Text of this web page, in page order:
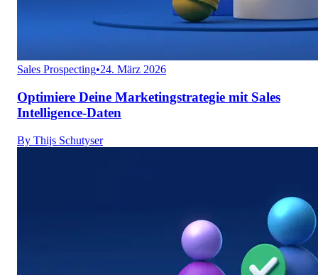
Sales Prospecting•24. März 2026
Optimiere Deine Marketingstrategie mit Sales
Intelligence-Daten
By Thijs Schutyser